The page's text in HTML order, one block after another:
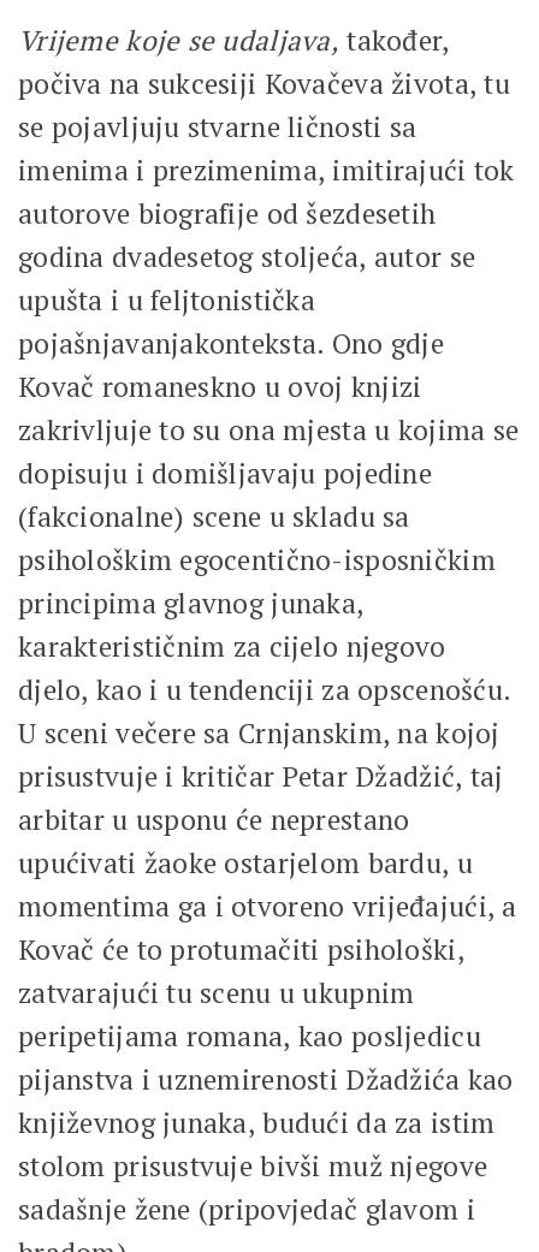
Vrijeme koje se udaljava, također,
počiva na sukcesiji Kovačeva života, tu
se pojavljuju stvarne ličnosti sa
imenima i prezimenima, imitirajući tok
autorove biografije od šezdesetih
godina dvadesetog stoljeća, autor se
upušta i u feljtonistička
pojašnjavanjakonteksta. Ono gdje
Kovač romaneskno u ovoj knjizi
zakrivljuje to su ona mjesta u kojima se
dopisuju i domišljavaju pojedine
(fakcionalne) scene u skladu sa
psihološkim egocentično-isposničkim
principima glavnog junaka,
karakterističnim za cijelo njegovo
djelo, kao i u tendenciji za opscenošću.
U sceni večere sa Crnjanskim, na kojoj
prisustvuje i kritičar Petar Džadžić, taj
arbitar u usponu će neprestano
upućivati žaoke ostarjelom bardu, u
momentima ga i otvoreno vrijeđajući, a
Kovač će to protumačiti psihološki,
zatvarajući tu scenu u ukupnim
peripetijama romana, kao posljedicu
pijanstva i uznemirenosti Džadžića kao
književnog junaka, budući da za istim
stolom prisustvuje bivši muž njegove
sadašnje žene (pripovjedač glavom i